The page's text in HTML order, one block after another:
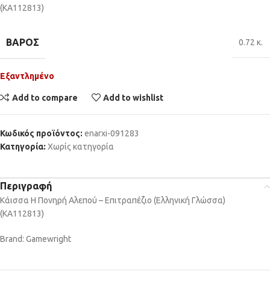
(KA112813)
ΒΆΡΟΣ 0.72 κ.
Εξαντλημένο
Add to compare Add to wishlist
Κωδικός προϊόντος: enarxi-091283
Κατηγορία: Χωρίς κατηγορία
Περιγραφή
Κάισσα Η Πονηρή Αλεπού – Επιτραπέζιο (Ελληνική Γλώσσα)
(KA112813)
Brand: Gamewright